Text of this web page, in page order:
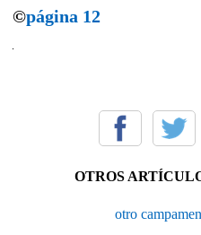
©página 12
OTROS
otro